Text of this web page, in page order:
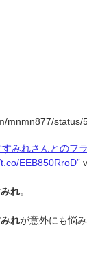
みれさんとのフ
EEB850RroD”
れ。
れが意外にも悩